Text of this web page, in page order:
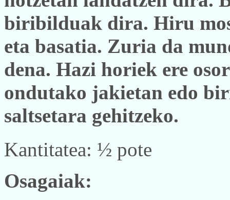
biribilduak dira. Hiru
eta basatia. Zuria da
dena. Hazi horiek ere
ondutako jakietan edo
saltsetara gehitzeko.
Kantitatea: ½ pote
Osagaiak: